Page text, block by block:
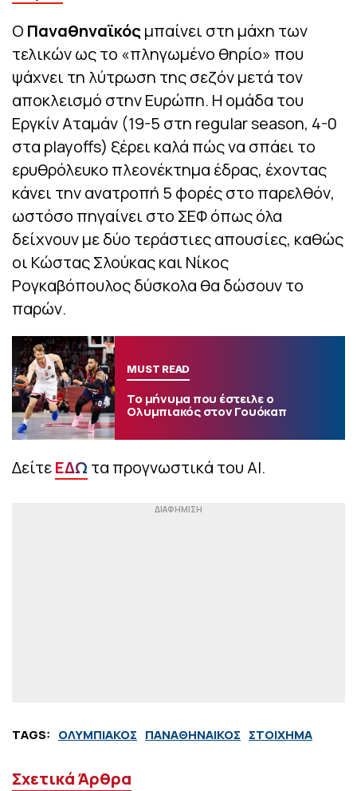
Ο Παναθηναϊκόςμπαίνει στη μάχη των
τελικών ως το «πληγωμένο θηρίο» που
ψάχνει τη λύτρωση της σεζόν μετά τον
αποκλεισμό στην Ευρώπη. Η ομάδα του
Εργκίν Αταμάν (19-5 στη regular season, 4-0
στα playoffs) ξέρει καλά πώς να σπάει το
ερυθρόλευκο πλεονέκτημα έδρας, έχοντας
κάνει την ανατροπή 5 φορές στο παρελθόν,
ωστόσο πηγαίνει στο ΣΕΦ όπως όλα
δείχνουν με δύο τεράστιες απουσίες, καθώς
οι Κώστας Σλούκας και Νίκος
Ρογκαβόπουλος δύσκολα θα δώσουν το
παρών.
MUST READ
Το μήνυμα που έστειλε ο
Ολυμπιακός στον Γουόκαπ
ΔείτεΕΔΩ τα προγνωστικά του AI.
TAGS: ΟΛΥΜΠΙΑΚΟΣ ΠΑΝΑΘΗΝΑΙΚΟΣ ΣΤΟΙΧΗΜΑ
Σχετικά Άρθρα